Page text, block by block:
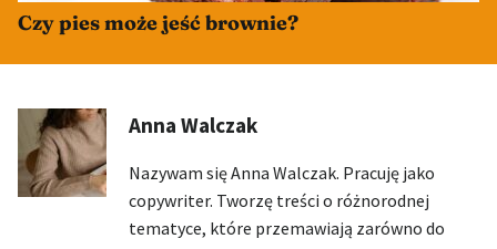
Czy pies może jeść brownie?
Anna Walczak
Nazywam się Anna Walczak. Pracuję jako
copywriter. Tworzę treści o różnorodnej
tematyce, które przemawiają zarówno do